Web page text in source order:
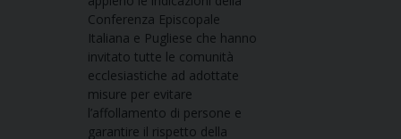
Conferenza Episcopale
Italiana e Pugliese che hanno
invitato tutte le comunità
ecclesiastiche ad adottate
misure per evitare
l’affollamento di persone e
garantire il rispetto della